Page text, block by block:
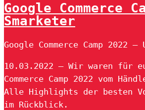
Google Commerce
Smarketer
Google Commerce Camp 2022
10.03.2022 — Wir waren für
Commerce Camp 2022 vom
Alle Highlights der besten
im Rückblick.